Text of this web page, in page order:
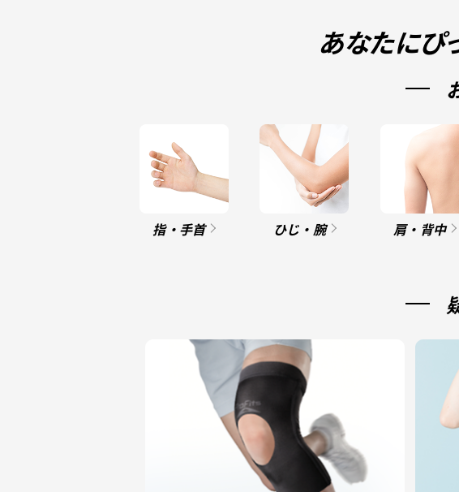
あなたにぴ
指・手首 ひじ・腕 肩・背中